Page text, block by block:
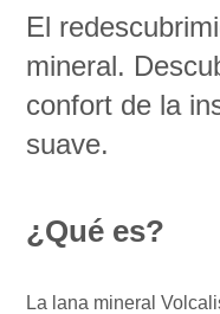
El
mineral.
confort de la
suave.
¿Qué es?
La lana mineral